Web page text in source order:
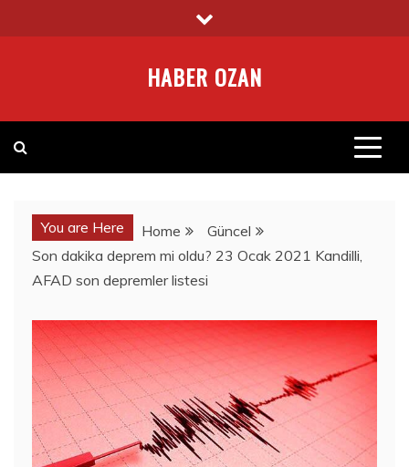
to
HABER OZAN
You are Here Home
Güncel
Son dakika deprem mi oldu? 23 Ocak 2021 Kandilli,
AFAD son depremler listesi